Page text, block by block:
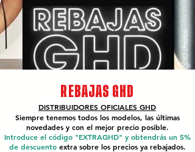
REBAJAS GHD
DISTRIBUIDORES OFICIALES GHD
Siempre tenemos todos los modelos, las últimas
novedades y con el mejor precio posible.
Introduce el código "EXTRAGHD" y obtendrás un 5%
de descuento extra sobre los precios ya rebajados.